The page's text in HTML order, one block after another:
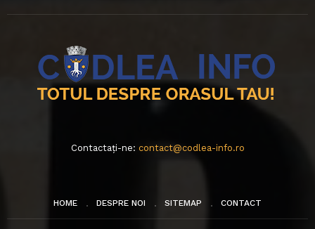
Contactați-ne: contact@codlea-info.ro
HOME DESPRE NOI SITEMAP CONTACT